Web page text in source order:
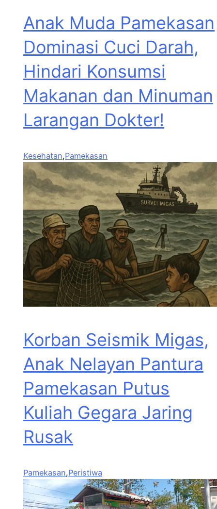
Anak Muda Pamekasan
Dominasi Cuci Darah,
Hindari Konsumsi
Makanan dan Minuman
Larangan Dokter!
Kesehatan,Pamekasan
Korban Seismik Migas,
Anak Nelayan Pantura
Pamekasan Putus
Kuliah Gegara Jaring
Rusak
Pamekasan,Peristiwa